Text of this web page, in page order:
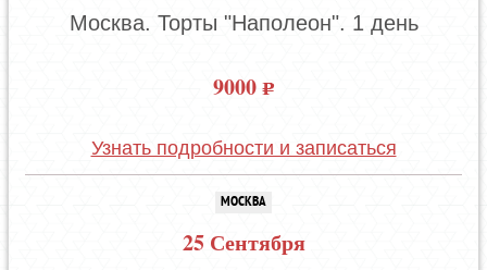
Москва. Торты "Наполеон". 1 день
9000
Узнать подробности и записаться
МОСКВА
25 Сентября